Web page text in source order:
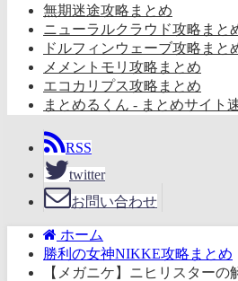
無期迷途攻略まとめ
ニューラルクラウド攻略まと
ドルフィンウェーブ攻略まと
メメントモリ攻略まとめ
エコカリプス攻略まとめ
まとめるくん - まとめサイト
RSS
twitter
お問い合わせ
ホーム
勝利の女神NIKKE攻略まとめ
【メガニケ】ニヒリスターの